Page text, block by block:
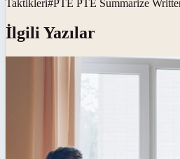
Taktikleri#PTE PTE Summarize
İlgili Yazılar